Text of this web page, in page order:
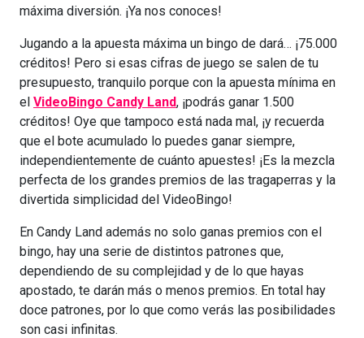
máxima diversión. ¡Ya nos conoces!
Jugando a la apuesta máxima un bingo de dará… ¡75.000
créditos! Pero si esas cifras de juego se salen de tu
presupuesto, tranquilo porque con la apuesta mínima en
el VideoBingo Candy Land, ¡podrás ganar 1.500
créditos! Oye que tampoco está nada mal, ¡y recuerda
que el bote acumulado lo puedes ganar siempre,
independientemente de cuánto apuestes! ¡Es la mezcla
perfecta de los grandes premios de las tragaperras y la
divertida simplicidad del VideoBingo!
En Candy Land además no solo ganas premios con el
bingo, hay una serie de distintos patrones que,
dependiendo de su complejidad y de lo que hayas
apostado, te darán más o menos premios. En total hay
doce patrones, por lo que como verás las posibilidades
son casi infinitas.